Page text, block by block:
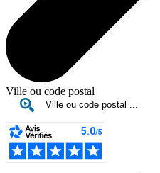
Ville ou code postal